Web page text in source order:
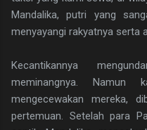
Mandalika, putri yang
menyayangi rakyatnya serta
Kecantikannya
meminangnya.
mengecewakan mereka,
pertemuan. Setelah para